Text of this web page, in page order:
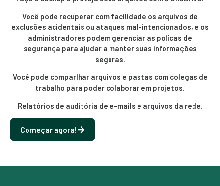
Você pode recuperar com facilidade os arquivos de
exclusões acidentais ou ataques mal-intencionados, e os
administradores podem gerenciar as polícas de
segurança para ajudar a manter suas informações
seguras.
Você pode comparlhar arquivos e pastas com colegas de
trabalho para poder colaborar em projetos.
Relatórios de auditória de e-mails e arquivos da rede.
Começar agora!